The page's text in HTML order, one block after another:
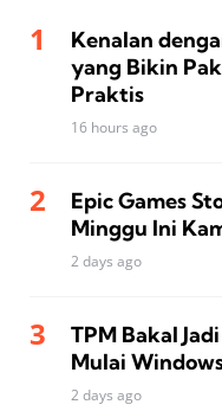
Kenalan
yang Bikin
Praktis
16 hours ago
Epic Games
Minggu Ini
2 days ago
TPM Bakal
Mulai
2 days ago